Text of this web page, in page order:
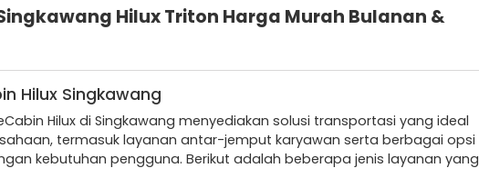
Hilux Triton Harga Murah Bulanan &
Hilux Singkawang
Hilux di Singkawang menyediakan solusi transportasi yang ideal
termasuk layanan antar-jemput karyawan serta berbagai opsi
kebutuhan pengguna. Berikut adalah beberapa jenis layanan yang